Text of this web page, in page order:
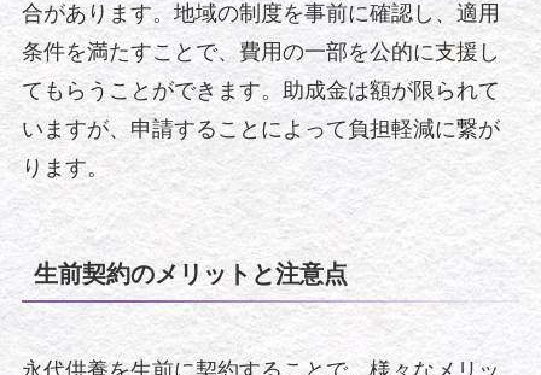
合があります。地域の制度を事前に確認し、適用
条件を満たすことで、費用の一部を公的に支援し
てもらうことができます。助成金は額が限られて
いますが、申請することによって負担軽減に繋が
ります。
生前契約のメリットと注意点
永代供養を生前に契約することで、様々なメリッ